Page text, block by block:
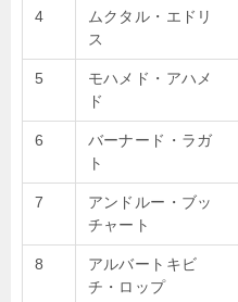
4
ムクタル・エドリ
ス
5
モハメド・アハメ
ド
6
バーナード・ラガ
ト
7
アンドルー・ブッ
チャート
8
アルバートキビ
チ・ロップ